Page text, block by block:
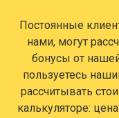
Постоянные
нами, могут
бонусы от
пользуетесь
рассчитывать
калькуляторе: